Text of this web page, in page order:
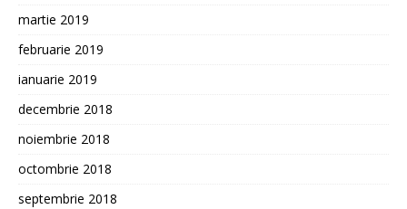
martie 2019
februarie 2019
ianuarie 2019
decembrie 2018
noiembrie 2018
octombrie 2018
septembrie 2018